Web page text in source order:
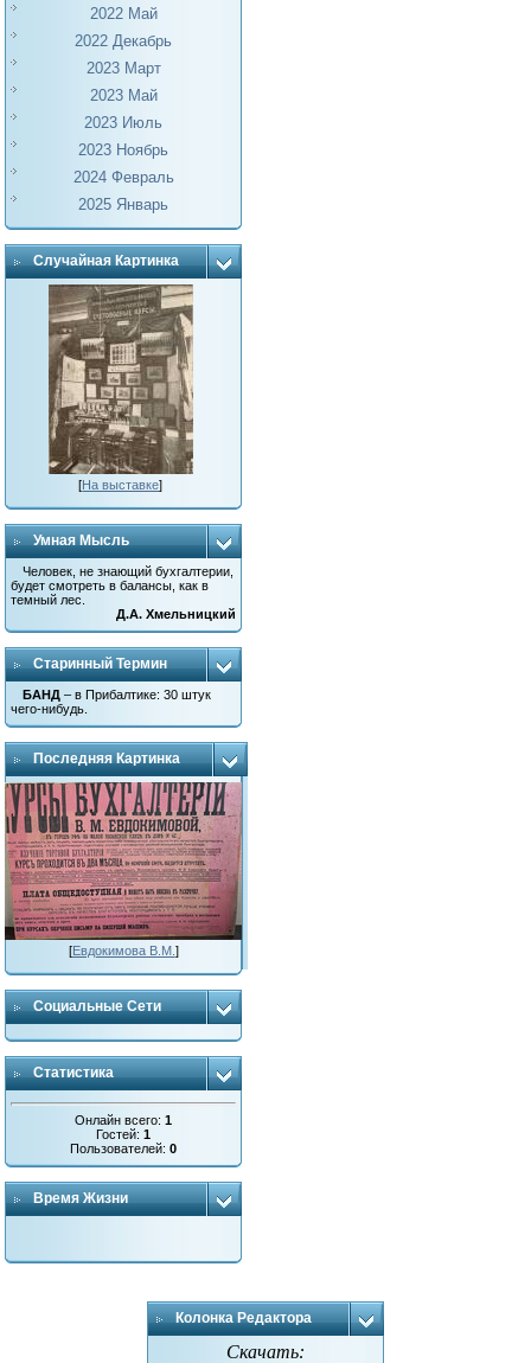
2022 Май
2022 Декабрь
2023 Март
2023 Май
2023 Июль
2023 Ноябрь
2024 Февраль
2025 Январь
Случайная Картинка
[На выставке]
Умная Мысль
Человек, не знающий бухгалтерии,
будет смотреть в балансы, как в
темный лес.
Д.А. Хмельницкий
Старинный Термин
БАНД – в Прибалтике: 30 штук
чего-нибудь.
Последняя Картинка
[Евдокимова В.М. ]
Социальные Сети
Статистика
Онлайн всего:1
Гостей:1
Пользователей:0
Время Жизни
Колонка Редактора
Скачать: